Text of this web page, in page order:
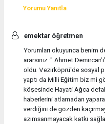
Yorumu Yanıtla
emektar öğretmen
Yorumları okuyunca benim
ararsınız :" Ahmet
oldu. Vezirköprü'de sosyal
yaptı da Milli Eğitim biz mi
köşesinde Hayati Ağca
haberlerini atlamadan
verdiğini de gözden
azımsanmayacak katkı